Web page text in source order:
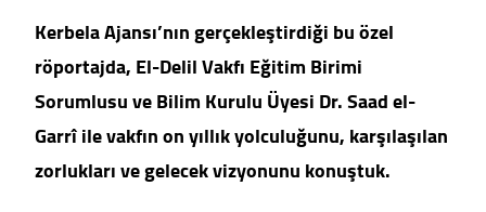
Kerbela Ajansı’nın gerçekleştirdiği bu özel
röportajda, El-Delil Vakfı Eğitim Birimi
Sorumlusu ve Bilim Kurulu Üyesi Dr. Saad el-
Garrî ile vakfın on yıllık yolculuğunu, karşılaşılan
zorlukları ve gelecek vizyonunu konuştuk.